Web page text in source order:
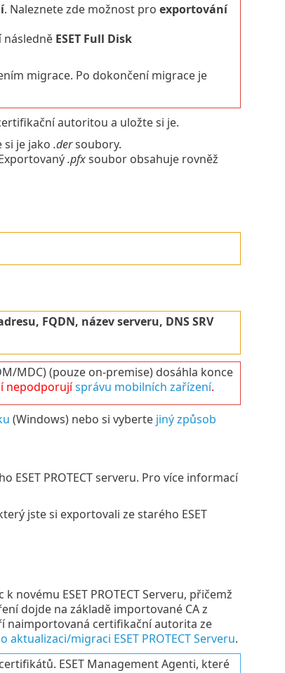
. Naleznete zde možnost pro exportování
následně ESET Full Disk
migrace. Po dokončení migrace je
autoritou a uložte si je.
je jako .dersoubory.
.pfxsoubor obsahuje rovněž
FQDN, název serveru, DNS SRV
MDC) (pouze on-premise) dosáhla konce
nepodporují správu mobilních zařízení.
(Windows) nebo si vyberte jiný způsob
PROTECT serveru. Pro více informací
jste si exportovali ze starého ESET
novému ESET PROTECT Serveru, přičemž
dojde na základě importované CA z
naimportovaná certifikační autorita ze
aktualizaci/migraci ESET PROTECT Serveru.
ESET Management Agenti, které